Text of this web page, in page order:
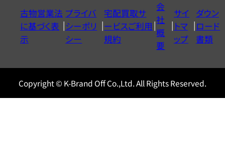
ヤ
ル
0120604117
古物営業法
に基づく表
示
プライバ
シーポリ
シー
宅配買取サ
ービスご利用
規約
会
社
概
要
サイ
トマ
ップ
ダウン
ロード
書類
Copyright © K-Brand Off Co.,Ltd. All Rights Reserved.